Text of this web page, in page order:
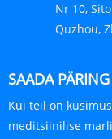
Nr 10,
Quzhou,
SAADA PÄRING
Kui teil on
meditsiinilise